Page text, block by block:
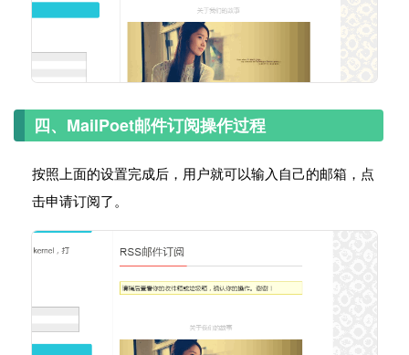
四、MailPoet邮件订阅操作过程
按照上面的设置完成后，用户就可以输入自己的邮箱，点
击申请订阅了。